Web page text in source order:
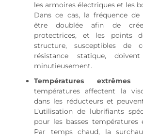
les armoires électriques et les
Dans ce cas, la fréquence
être doublée afin de
protectrices, et les points
structure, susceptibles de
résistance statique,
minutieusement.
Températures extrêmes :
températures affectent la
dans les réducteurs et
L’utilisation de lubrifiants
pour les basses températures
Par temps chaud, la